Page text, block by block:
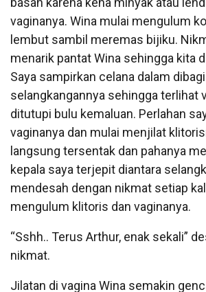
vaginanya. Wina mulai mengulum
lembut sambil meremas bijiku.
menarik pantat Wina sehingga kita
Saya sampirkan celana dalam
selangkangannya sehingga terlihat
ditutupi bulu kemaluan. Perlahan
vaginanya dan mulai menjilat
langsung tersentak dan pahanya
kepala saya terjepit diantara
mendesah dengan nikmat setiap
mengulum klitoris dan vaginanya.
“Sshh.. Terus Arthur, enak sekali”
nikmat.
Jilatan di vagina Wina semakin